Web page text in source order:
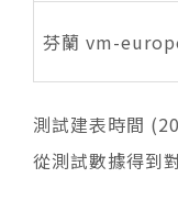
芬蘭 vm-
測試建表時間
從測試數據得到